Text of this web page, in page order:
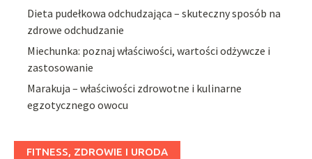
Dieta pudełkowa odchudzająca – skuteczny sposób na
zdrowe odchudzanie
Miechunka: poznaj właściwości, wartości odżywcze i
zastosowanie
Marakuja – właściwości zdrowotne i kulinarne
egzotycznego owocu
FITNESS, ZDROWIE I URODA